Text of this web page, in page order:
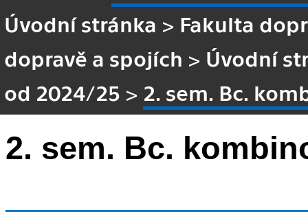
Úvodní stránka > Fakulta
dopravě a spojích > Úvodní
od 2024/25 > 2. sem. Bc.
2. sem. Bc.